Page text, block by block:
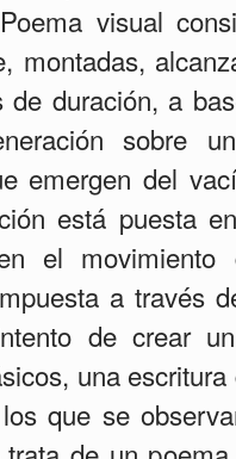
Poema visual
montadas,
de duración, a
sobre
emergen del
está puesta
el movimiento
a través
de crear
una
que se